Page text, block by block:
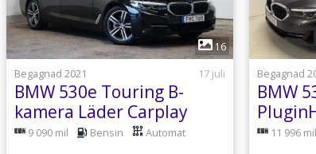
1
16
Begagnad 2021
17 juli
BMW 530e Touring B-
kamera Läder Carplay
292hk
9 090 mil Bensin Automat
Begagnad
BMW
Edition
11 996 mil